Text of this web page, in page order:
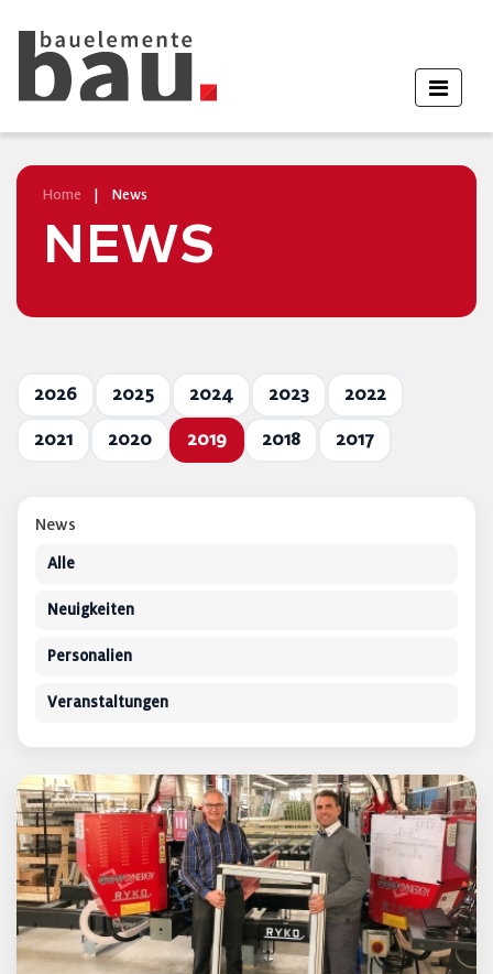
Home News
NEWS
2026 2025 2024 2023 2022
2021 2020 2019 2018 2017
News
Alle
Neuigkeiten
Personalien
Veranstaltungen